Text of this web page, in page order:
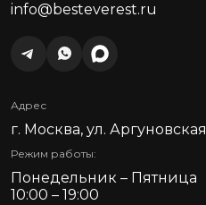
info@besteverest.ru
Адрес
г. Москва, ул.
Режим работы:
Понедельник – Пятница
10:00 – 19:00